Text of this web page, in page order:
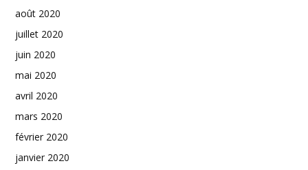
août 2020
juillet 2020
juin 2020
mai 2020
avril 2020
mars 2020
février 2020
janvier 2020